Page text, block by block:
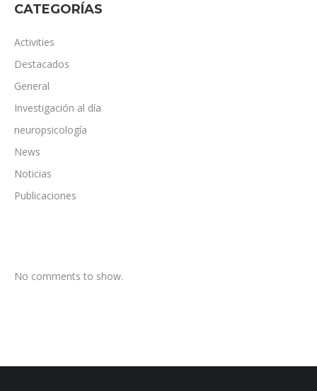
CATEGORÍAS
Activities
Destacados
General
Investigación al día
neuropsicología
News
Noticias
Publicaciones
No comments to show.